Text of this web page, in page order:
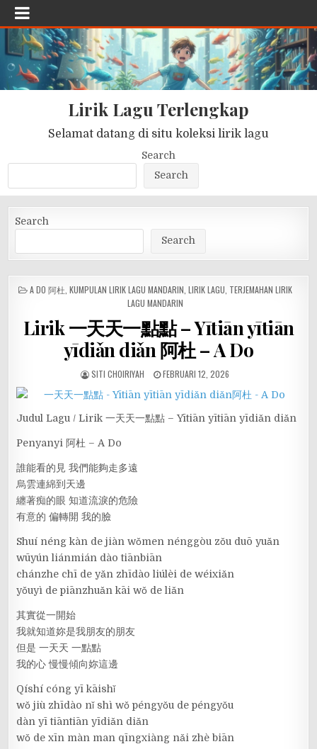
Lirik Lagu Terlengkap
Selamat datang di situ koleksi lirik lagu
Search
Search
Search
Search
POSTED
A DO 阿杜 KUMPULAN LIRIK LAGU MANDARIN LIRIK LAGU TERJEMAHAN LIRIK
LAGU MANDARIN
Lirik 一天天一點點 – Yītiān yītiān
yīdiǎn diǎn 阿杜 – A Do
SITI CHOIRIYAH FEBRUARI 12, 2026
Judul Lagu / Lirik 一天天一點點 – Yītiān yītiān yīdiǎn diǎn
Penyanyi 阿杜 – A Do
誰能看的見 我們能夠走多遠
烏雲連綿到天邊
纏著痴的眼 知道流淚的危險
有意的 偏轉開 我的臉
Shuí néng kàn de jiàn wǒmen nénggòu zǒu duō yuǎn
wūyún liánmián dào tiānbiān
chánzhe chī de yǎn zhīdào liúlèi de wéixiǎn
yǒuyì de piānzhuǎn kāi wǒ de liǎn
其實從一開始
我就知道妳是我朋友的朋友
但是 一天天 一點點
我的心 慢慢傾向妳這邊
Qíshí cóng yī kāishǐ
wǒ jiù zhīdào nǐ shì wǒ péngyǒu de péngyǒu
dàn yī tiāntiān yīdiǎn diǎn
wǒ de xīn màn man qīngxiàng nǎi zhè biān